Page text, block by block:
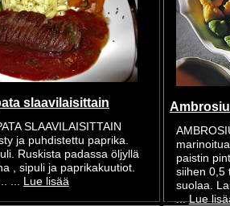
slaavilaisittain
SLAAVILAISITTAIN
ja puhdistettu paprika.
Ruskista padassa öljyllä
, sipuli ja paprikakuutiot.
... Lue lisää
paistin
siihen 0,5
suolaa.
...Lue